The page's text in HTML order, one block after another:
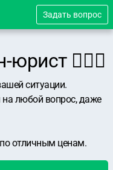
Задать вопрос
👨🏻‍⚖️
ситуации.
любой вопрос, даже
отличным ценам.